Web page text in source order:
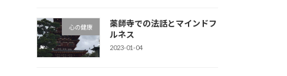
心の健康
薬師寺での法話とマインドフ
ルネス
2023-01-04